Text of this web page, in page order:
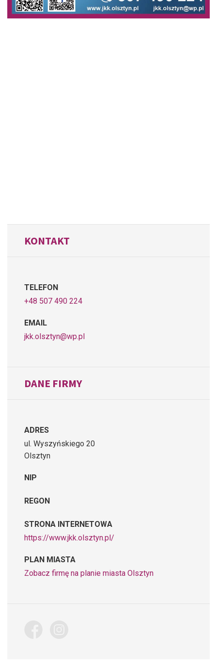
KONTAKT
TELEFON
+48 507 490 224
EMAIL
jkk.olsztyn@wp.pl
DANE FIRMY
ADRES
ul. Wyszyńskiego 20
Olsztyn
NIP
REGON
STRONA INTERNETOWA
https://www.jkk.olsztyn.pl/
PLAN MIASTA
Zobacz firmę na planie miasta Olsztyn